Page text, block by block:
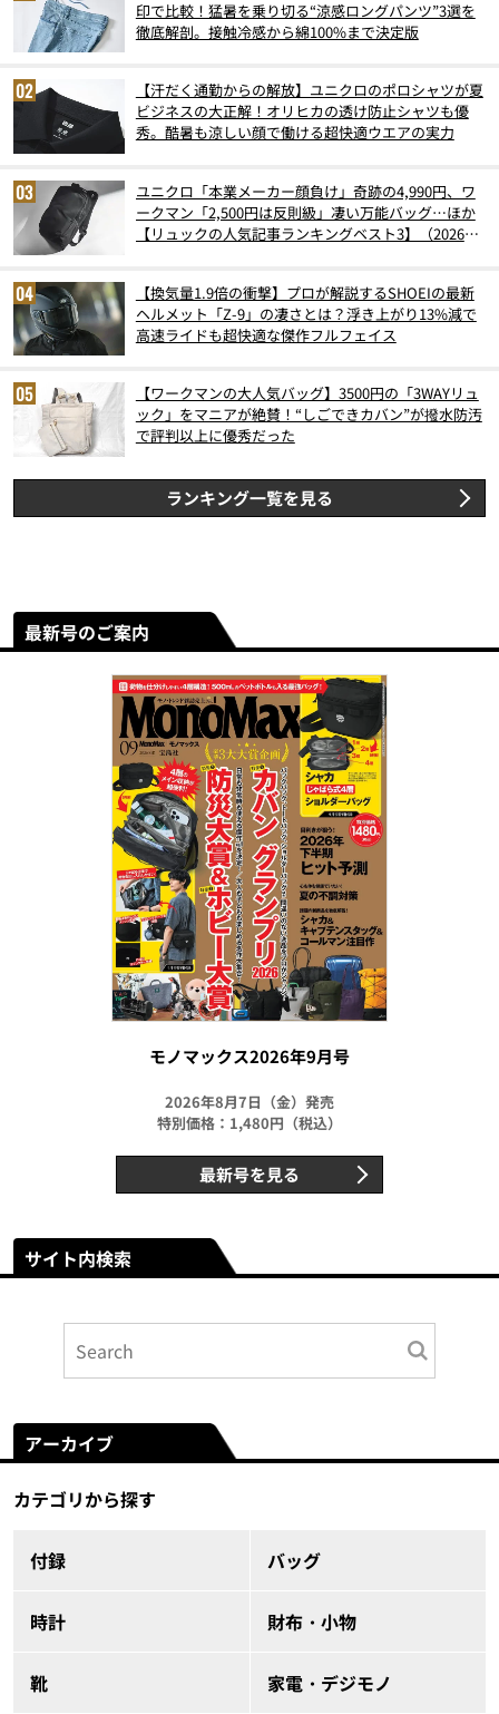
印で比較！猛暑を乗り切る“涼感ロングパンツ”3選を
徹底解剖。接触冷感から綿100%まで決定版
【汗だく通勤からの解放】ユニクロのポロシャツが夏
ビジネスの大正解！オリヒカの透け防止シャツも優
秀。酷暑も涼しい顔で働ける超快適ウエアの実力
ユニクロ「本業メーカー顔負け」奇跡の4,990円、ワ
ークマン「2,500円は反則級」凄い万能バッグ…ほか
【リュックの人気記事ランキングベスト3】（2026年
【換気量1.9倍の衝撃】プロが解説するSHOEIの最新
ヘルメット「Z-9」の凄さとは？浮き上がり13%減で
高速ライドも超快適な傑作フルフェイス
【ワークマンの大人気バッグ】3500円の「3WAYリュ
ック」をマニアが絶賛！“しごできカバン”が撥水防汚
で評判以上に優秀だった
ランキング一覧を見る
最新号のご案内
モノマックス2026年9月号
2026年8月7日（金）発売
特別価格：1,480円（税込）
最新号を見る
サイト内検索
アーカイブ
カテゴリから探す
付録 バッグ
時計 財布・小物
靴 家電・デジモノ